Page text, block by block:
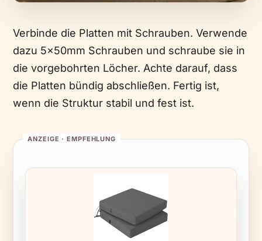
Verbinde die Platten mit Schrauben. Verwende
dazu 5x50mm Schrauben und schraube sie in
die vorgebohrten Löcher. Achte darauf, dass
die Platten bündig abschließen. Fertig ist,
wenn die Struktur stabil und fest ist.